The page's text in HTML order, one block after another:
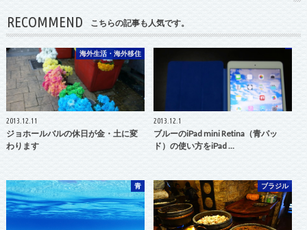
RECOMMEND こちらの記事も人気です。
海外生活・海外移住
2013.12.11
ジョホールバルの休日が金・土に変
わります
2013.12.1
ブルーのiPad mini Retina（青パッ
ド）の使い方をiPad …
青 ブラジル